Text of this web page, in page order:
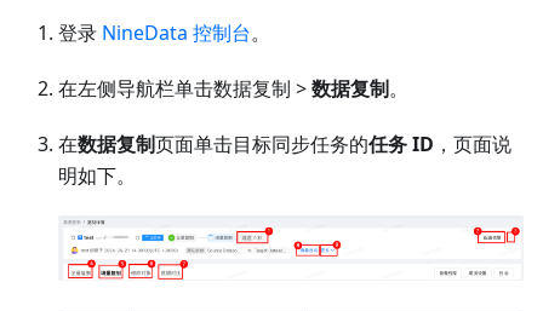
登录 NineData 控制台。
在左侧导航栏单击数据复制 >数据复制。
在数据复制页面单击目标同步任务的任务 ID ，页面说
明如下。